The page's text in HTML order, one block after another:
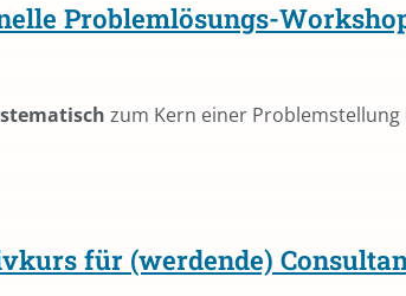
Problemlösungs-
zum Kern einer Problemstellung
für (werdende)